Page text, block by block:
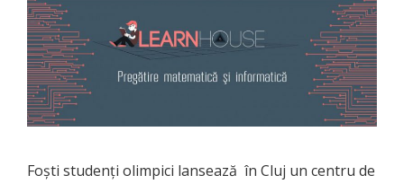
Foști studenți olimpici lansează în Cluj un centru de